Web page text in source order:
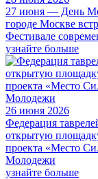
27 июня — День
городе Москве
Фестивале
узнайте больше
26 июня 2026
Федерация
открытую
проекта «Место
Молодежи
узнайте больше